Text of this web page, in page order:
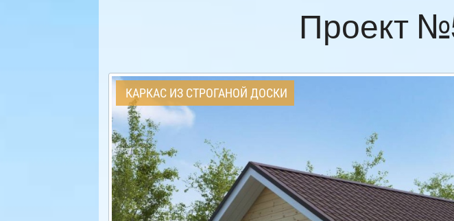
Проект
КАРКАС ИЗ СТРОГАНОЙ ДОСКИ